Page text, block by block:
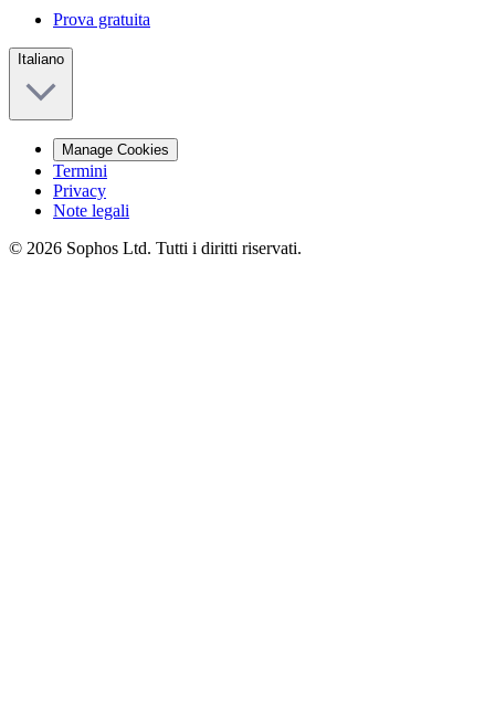
Prova gratuita
Italiano
Manage Cookies
Termini
Privacy
Note legali
© 2026 Sophos Ltd. Tutti i diritti riservati.